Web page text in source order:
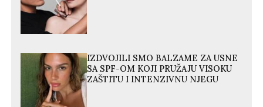
IZDVOJILI SMO BALZAME ZA USNE
SA SPF-OM KOJI PRUŽAJU VISOKU
ZAŠTITU I INTENZIVNU NJEGU